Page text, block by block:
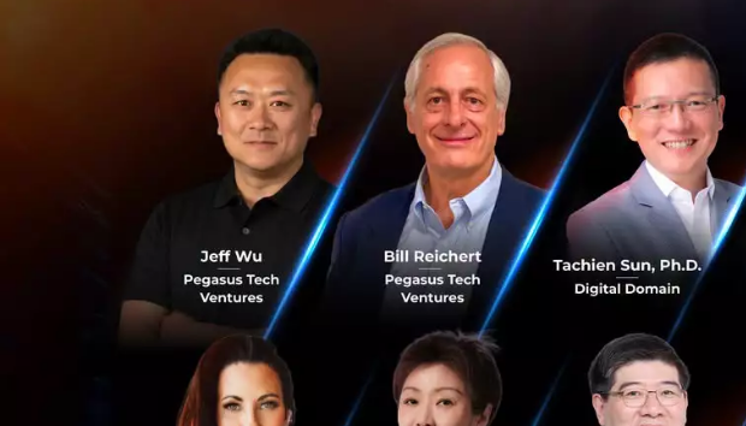
สูงกว่าประเทศอื่นๆ ในเอเชีย
แม้ว่าผู้ซื้อในเอเชียมีแนวโน้มที่จะซื้อสินค้
โทรศัพท์คุยหรือพบปะกับตัวแทนของผู้ขา
ผู้ซื้อในเอเชียให้ความสำคัญกับการทำคว
สินค้าออนไลน์ ซึ่งถือเป็นธรรมเนียมปฏิบั
ต่อกันให้เกิดขึ้นก่อน
แนวโน้มการสั่งซื้อจากต่างประเทศมีมากขึ้น
ในด้านการเลือกซื้อสินค้าจากผู้จำหน่ายใ